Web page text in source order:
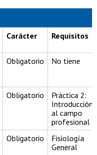
Carácter Requisitos
Obligatorio No tiene
Obligatorio
Práctica 2:
Introducción
al campo
profesional
Obligatorio
Fisiología
General